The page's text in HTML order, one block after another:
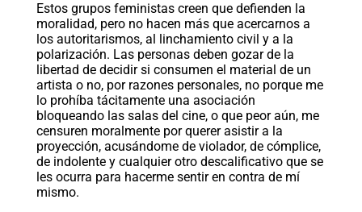
Estos grupos feministas creen que defienden la
moralidad, pero no hacen más que acercarnos a
los autoritarismos, al linchamiento civil y a la
polarización. Las personas deben gozar de la
libertad de decidir si consumen el material de un
artista o no, por razones personales, no porque me
lo prohíba tácitamente una asociación
bloqueando las salas del cine, o que peor aún, me
censuren moralmente por querer asistir a la
proyección, acusándome de violador, de cómplice,
de indolente y cualquier otro descalificativo que se
les ocurra para hacerme sentir en contra de mí
mismo.